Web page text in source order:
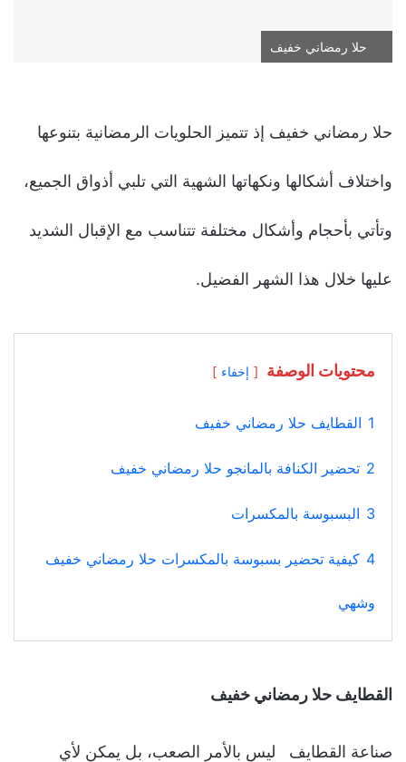
حلا رمضاني خفيف
حلا رمضاني خفيف إذ تتميز الحلويات الرمضانية بتنوعها
واختلاف أشكالها ونكهاتها الشهية التي تلبي أذواق الجميع،
وتأتي بأحجام وأشكال مختلفة تتناسب مع الإقبال الشديد
عليها خلال هذا الشهر الفضيل.
محتويات الوصفة إخفاء
1 القطايف حلا رمضاني خفيف
2 تحضير الكنافة بالمانجو حلا رمضاني خفيف
3 البسبوسة بالمكسرات
4 كيفية تحضير بسبوسة بالمكسرات حلا رمضاني خفيف
وشهي
القطايف حلا رمضاني خفيف
صناعة القطايف ليس بالأمر الصعب، بل يمكن لأي